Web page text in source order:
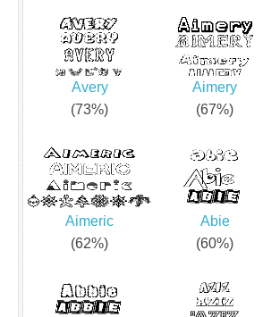
Avery
(73%)
Aimery
(67%)
Aimeric
(62%)
Abie
(60%)